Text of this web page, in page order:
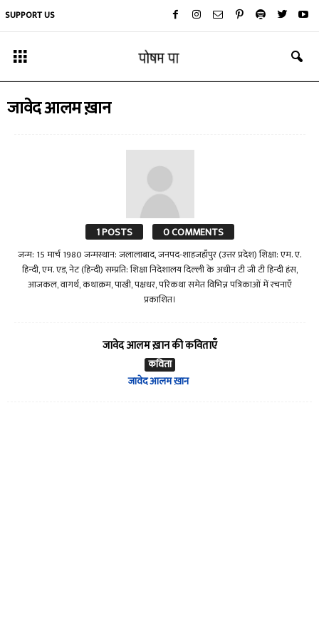
SUPPORT US
जावेद आलम ख़ान
1 POSTS 0 COMMENTS
जन्म: 15 मार्च 1980 जन्मस्थान: जलालाबाद, जनपद-शाहजहाँपुर (उत्तर प्रदेश) शिक्षा: एम. ए.
हिन्दी, एम. एड, नेट (हिन्दी) सम्प्रति: शिक्षा निदेशालय दिल्ली के अधीन टी जी टी हिन्दी हंस,
आजकल, वागर्थ, कथाक्रम, पाखी, पक्षधर, परिकथा समेत विभिन्न पत्रिकाओं में रचनाएँ
प्रकाशित।
जावेद आलम ख़ान की कविताएँ
कविता
जावेद आलम ख़ान